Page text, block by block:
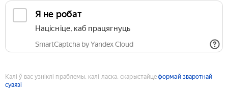
Я не робат
Націсніце, каб працягнуць
SmartCaptcha by Yandex Cloud
Калі ў вас узніклі праблемы, калі ласка, скарыстайцеформай зваротнай
сувязі